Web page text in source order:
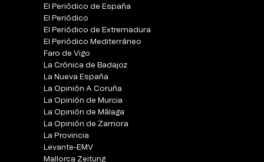
El Periódico de España
El Periódico
El Periódico de Extremadura
El Periódico Mediterráneo
Faro de Vigo
La Crónica de Badajoz
La Nueva España
La Opinión A Coruña
La Opinión de Murcia
La Opinión de Málaga
La Opinión de Zamora
La Provincia
Levante-EMV
Mallorca Zeitung